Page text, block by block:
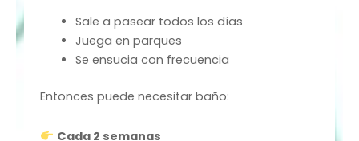
Sale a pasear todos los días
Juega en parques
Se ensucia con frecuencia
Entonces puede necesitar baño:
Cada 2 semanas